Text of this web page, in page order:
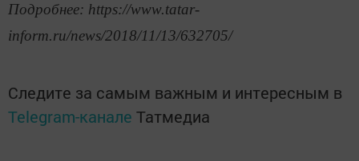
Подробнее: https://www.tatar-
inform.ru/news/2018/11/13/632705/
Следите за самым важным и интересным в
Telegram-канале Татмедиа